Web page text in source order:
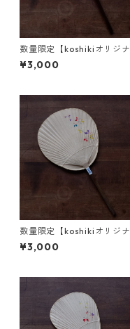
数量限定【koshikiオリジナ
ル】うちわ(大) -楓-
¥3,000
数量限定【koshikiオリジナ
ル】うちわ(大) -蝶-
¥3,000